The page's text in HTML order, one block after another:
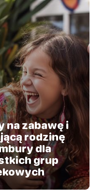
na zabawę i
rodzinę
dla
grup